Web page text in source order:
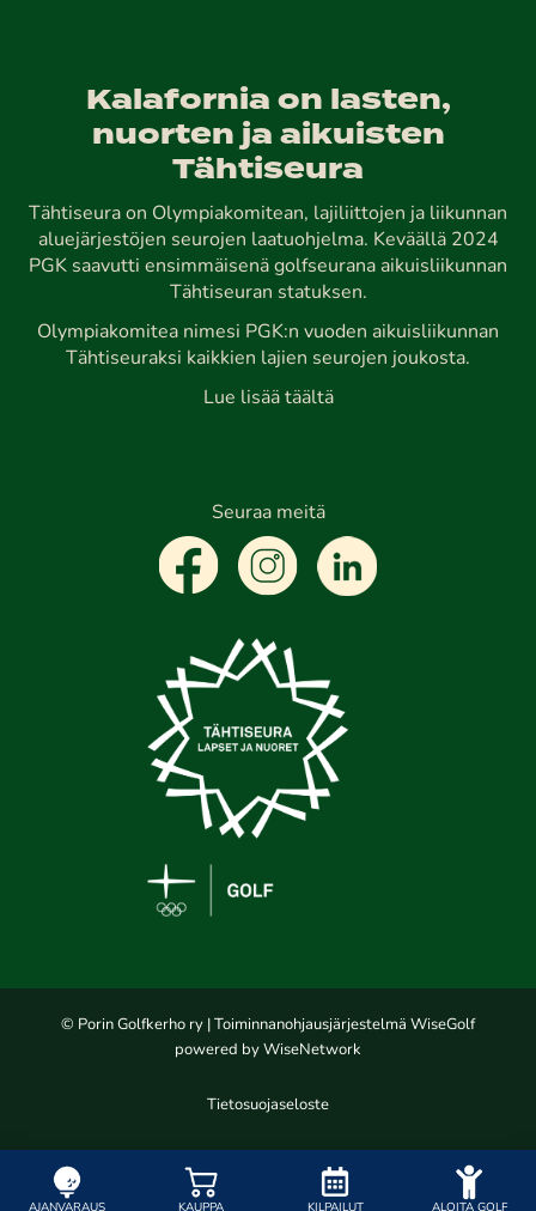
AJANVARAUS KAUPPA KILPAILUT ALOITA GOLF
Kalafornia on lasten,
nuorten ja aikuisten
Tähtiseura
Tähtiseura on Olympiakomitean, lajiliittojen ja liikunnan
aluejärjestöjen seurojen laatuohjelma. Keväällä 2024
PGK saavutti ensimmäisenä golfseurana aikuisliikunnan
Tähtiseuran statuksen.
Olympiakomitea nimesi PGK:n vuoden aikuisliikunnan
Tähtiseuraksi kaikkien lajien seurojen joukosta.
Lue lisää täältä
Seuraa meitä
© Porin Golfkerho ry | Toiminnanohjausjärjestelmä WiseGolf
powered by WiseNetwork
Tietosuojaseloste